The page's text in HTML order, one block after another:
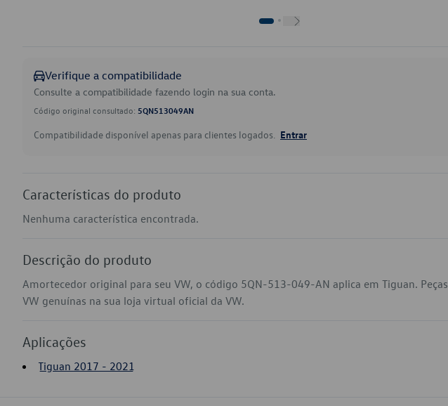
Verifique a compatibilidade
Consulte a compatibilidade fazendo login na sua conta.
Código original consultado: 5QN513049AN
Compatibilidade disponível apenas para clientes logados. Entrar
Características do produto
Nenhuma característica encontrada.
Descrição do produto
Amortecedor original para seu VW, o código 5QN-513-049-AN aplica em Tiguan. Peças
VW genuínas na sua loja virtual oficial da VW.
Aplicações
Tiguan 2017 - 2021